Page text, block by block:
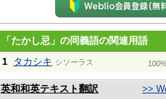
「たかし忌」の同義語の関連用語
1
タカシキ シソーラス
英和和英テキスト翻訳 >>